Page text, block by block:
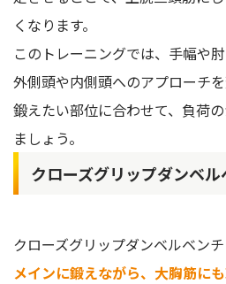
くなります。
このトレーニングでは、手幅や
外側頭や内側頭へのアプローチ
鍛えたい部位に合わせて、負荷
ましょう。
クローズグリップダンベ
クローズグリップダンベルベンチ
メインに鍛えながら、大胸筋に